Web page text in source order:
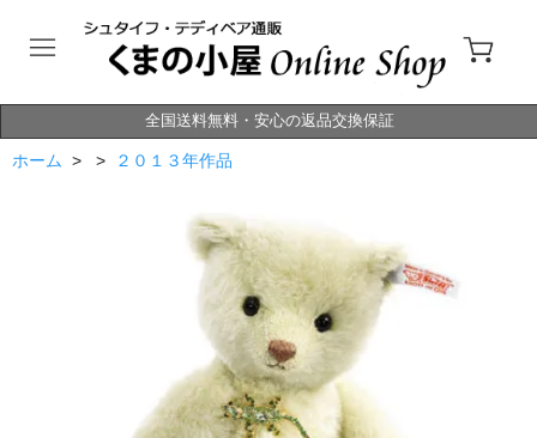
全国送料無料・安心の返品交換保証
ホーム > > ２０１３年作品